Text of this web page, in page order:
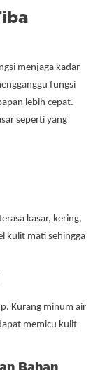
menjaga kadar
fungsi
lebih cepat.
seperti yang
kasar, kering,
kulit mati sehingga
Kurang minum air
memicu kulit